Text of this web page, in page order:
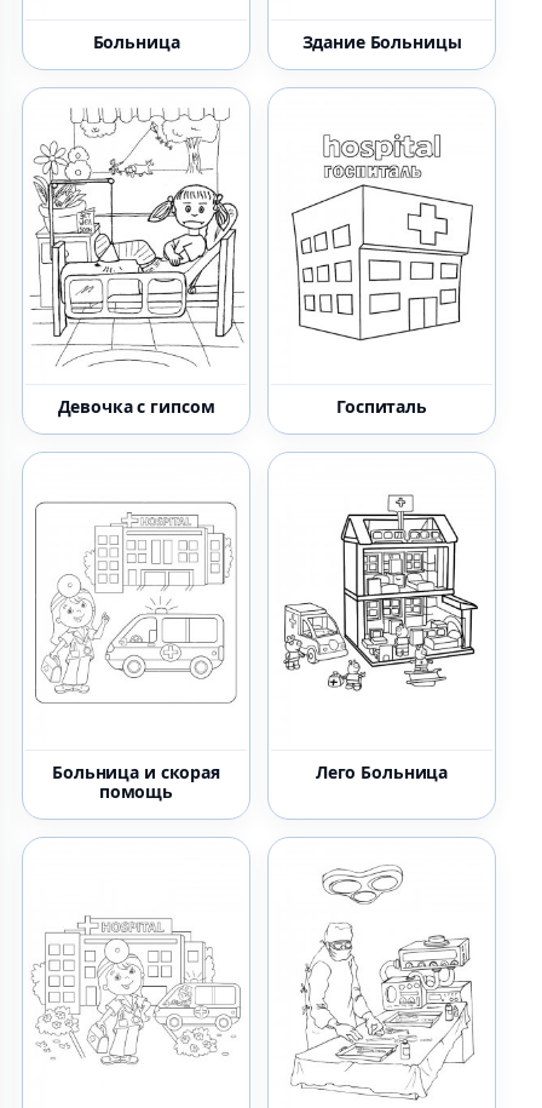
Больница Здание Больницы
Девочка с гипсом Госпиталь
Больница и скорая
помощь
Лего Больница